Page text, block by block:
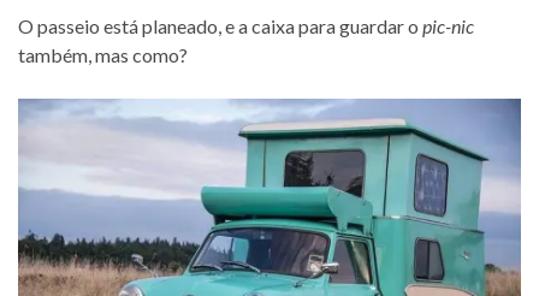
O passeio está planeado, e a caixa para guardar o pic-nic
também, mas como?